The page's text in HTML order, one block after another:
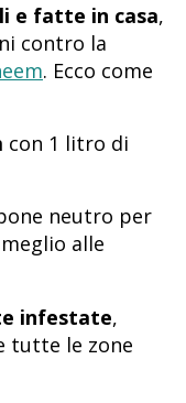
e fatte in casa,
contro la
. Ecco come
con 1 litro di
neutro per
alle
infestate,
tutte le zone